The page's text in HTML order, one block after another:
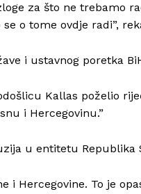
za što ne trebamo
o tome ovdje radi”,
i ustavnog poretka
Kallas poželio
i Hercegovinu.”
u entitetu Republika
i Hercegovine. To je